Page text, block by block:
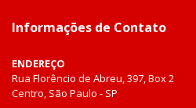
Informações de Contato
ENDEREÇO
Rua Florêncio de Abreu, 397, Box 2
Centro, São Paulo - SP